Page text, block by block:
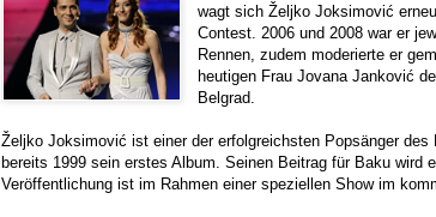
wagt sich Željko Joksimović
Contest. 2006 und 2008 war er
Rennen, zudem moderierte er
heutigen Frau Jovana Janković
Belgrad.
Željko Joksimović ist einer der erfolgreichsten Popsänger
bereits 1999 sein erstes Album. Seinen Beitrag für Baku wird
Veröffentlichung ist im Rahmen einer speziellen Show im